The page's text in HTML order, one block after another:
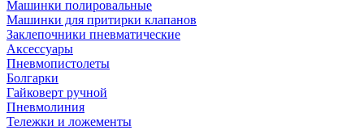
Машинки полировальные
Машинки для притирки клапанов
Заклепочники пневматические
Аксессуары
Пневмопистолеты
Болгарки
Гайковерт ручной
Пневмолиния
Тележки и ложементы